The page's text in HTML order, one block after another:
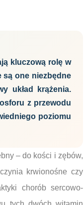
kluczową rolę w
są one niezbędne
układ krążenia.
z przewodu
poziomu
– do kości i zębów,
krwionośne czy
chorób sercowo-